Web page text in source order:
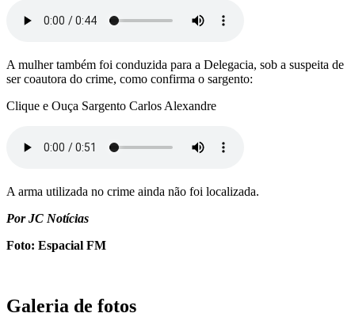
A mulher também foi conduzida para a Delegacia, sob a suspeita de
ser coautora do crime, como confirma o sargento:
Clique e Ouça Sargento Carlos Alexandre
A arma utilizada no crime ainda não foi localizada.
Por JC Notícias
Foto: Espacial FM
Galeria de fotos